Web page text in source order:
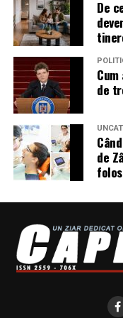
Campania
continuă
„Aleg să fiu vizibilă”
fotografie de brand
antreprenoare din
publicate pe
Dacă ești femeie
Asociația
reunește peste
De
de
de